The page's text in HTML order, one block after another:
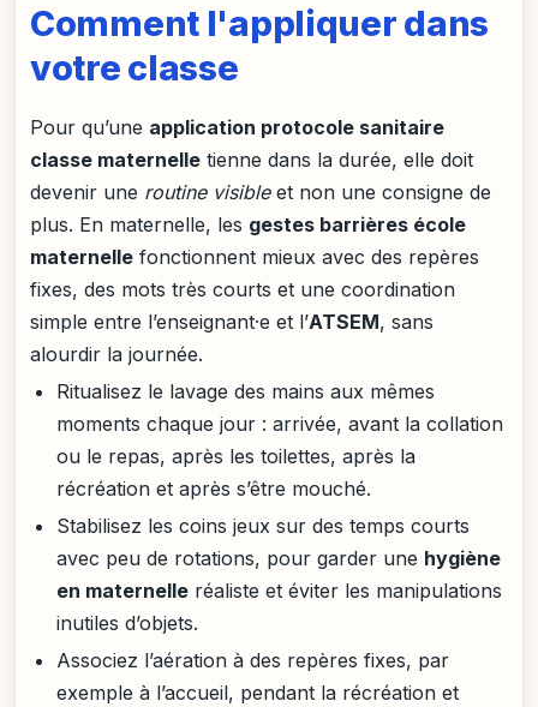
Comment l'appliquer dans
votre classe
Pour qu’une application protocole sanitaire
classe maternelle tienne dans la durée, elle doit
devenir une routine visibleet non une consigne de
plus. En maternelle, les gestes barrières école
maternelle fonctionnent mieux avec des repères
fixes, des mots très courts et une coordination
simple entre l’enseignant·e et l’ATSEM, sans
alourdir la journée.
Ritualisez le lavage des mains aux mêmes
moments chaque jour : arrivée, avant la collation
ou le repas, après les toilettes, après la
récréation et après s’être mouché.
Stabilisez les coins jeux sur des temps courts
avec peu de rotations, pour garder une hygiène
en maternelle réaliste et éviter les manipulations
inutiles d’objets.
Associez l’aération à des repères fixes, par
exemple à l’accueil, pendant la récréation et